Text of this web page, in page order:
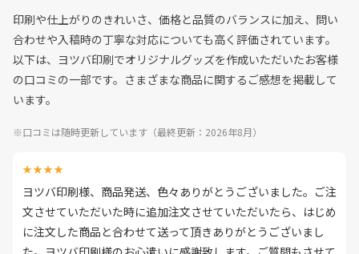
印刷や仕上がりのきれいさ、価格と品質のバランスに加え、問い
合わせや入稿時の丁寧な対応についても高く評価されています。
以下は、ヨツバ印刷でオリジナルグッズを作成いただいたお客様
の口コミの一部です。さまざまな商品に関するご感想を掲載して
います。
※口コミは随時更新しています（最終更新：2026年8月）
★★★★
ヨツバ印刷様、商品発送、色々ありがとうございました。ご注
文させていただいた時に追加注文させていただいたら、はじめ
に注文した商品と合わせて送って頂きありがとうございまし